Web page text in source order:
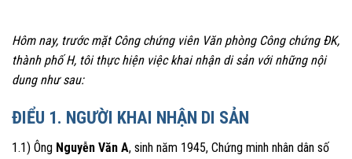
Hôm nay, trước mặt Công chứng viên Văn phòng Công chứng ĐK,
thành phố H, tôi thực hiện việc khai nhận di sản với những nội
dung như sau:
ĐIỂU 1. NGƯỜI KHAI NHẬN DI SẢN
1.1) Ông Nguyễn Văn A, sinh năm 1945, Chứng minh nhân dân số